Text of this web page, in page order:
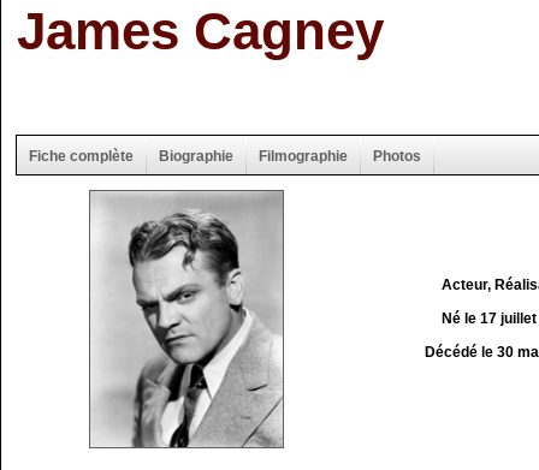
James Cagney
Fiche complète Biographie Filmographie Photos
Acteur,
Né le 17
Décédé le 30